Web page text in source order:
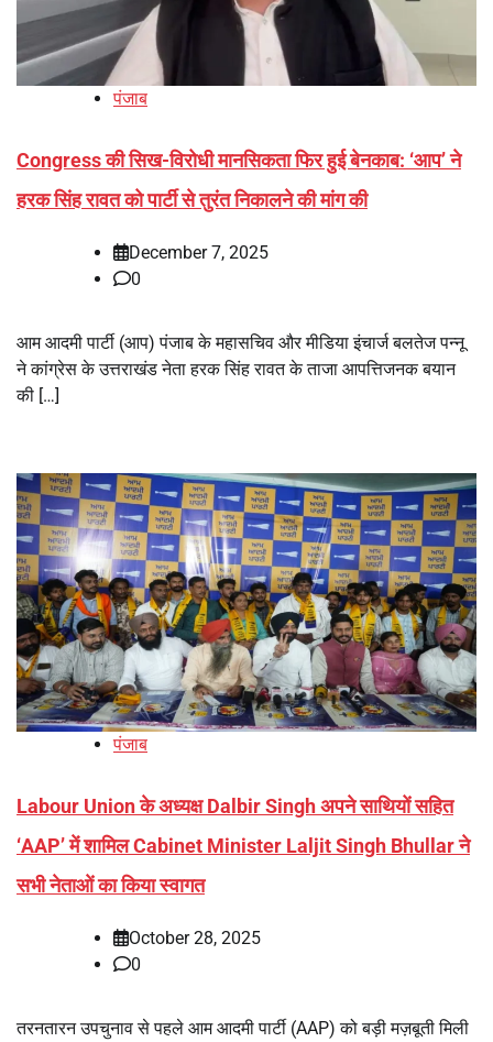
पंजाब
Congress की सिख-विरोधी मानसिकता फिर हुई बेनकाब: ‘आप’ ने
हरक सिंह रावत को पार्टी से तुरंत निकालने की मांग की
December 7, 2025
0
आम आदमी पार्टी (आप) पंजाब के महासचिव और मीडिया इंचार्ज बलतेज पन्नू
ने कांग्रेस के उत्तराखंड नेता हरक सिंह रावत के ताजा आपत्तिजनक बयान
की […]
पंजाब
Labour Union के अध्यक्ष Dalbir Singh अपने साथियों सहित
‘AAP’ में शामिल Cabinet Minister Laljit Singh Bhullar ने
सभी नेताओं का किया स्वागत
October 28, 2025
0
तरनतारन उपचुनाव से पहले आम आदमी पार्टी (AAP) को बड़ी मज़बूती मिली